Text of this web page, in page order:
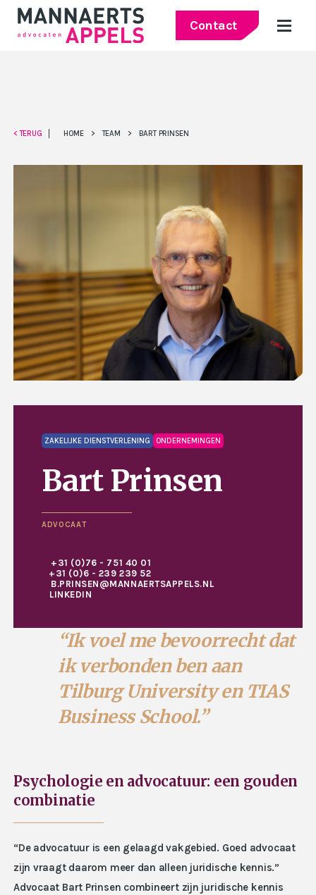
Contact
< TERUG HOME > TEAM > BART PRINSEN
ZAKELIJKE DIENSTVERLENING ONDERNEMINGEN
Bart Prinsen
ADVOCAAT
+31 (0)76 - 751 40 01
+31 (0)6 - 239 239 52
B.PRINSEN@MANNAERTSAPPELS.NL
LINKEDIN
“Ik voel me bevoorrecht dat
ik verbonden ben aan
Tilburg University en TIAS
Business School.”
Psychologie en advocatuur: een gouden
combinatie
“De advocatuur is een gelaagd vakgebied. Goed advocaat
zijn vraagt daarom meer dan alleen juridische kennis.”
Advocaat Bart Prinsen combineert zijn juridische kennis